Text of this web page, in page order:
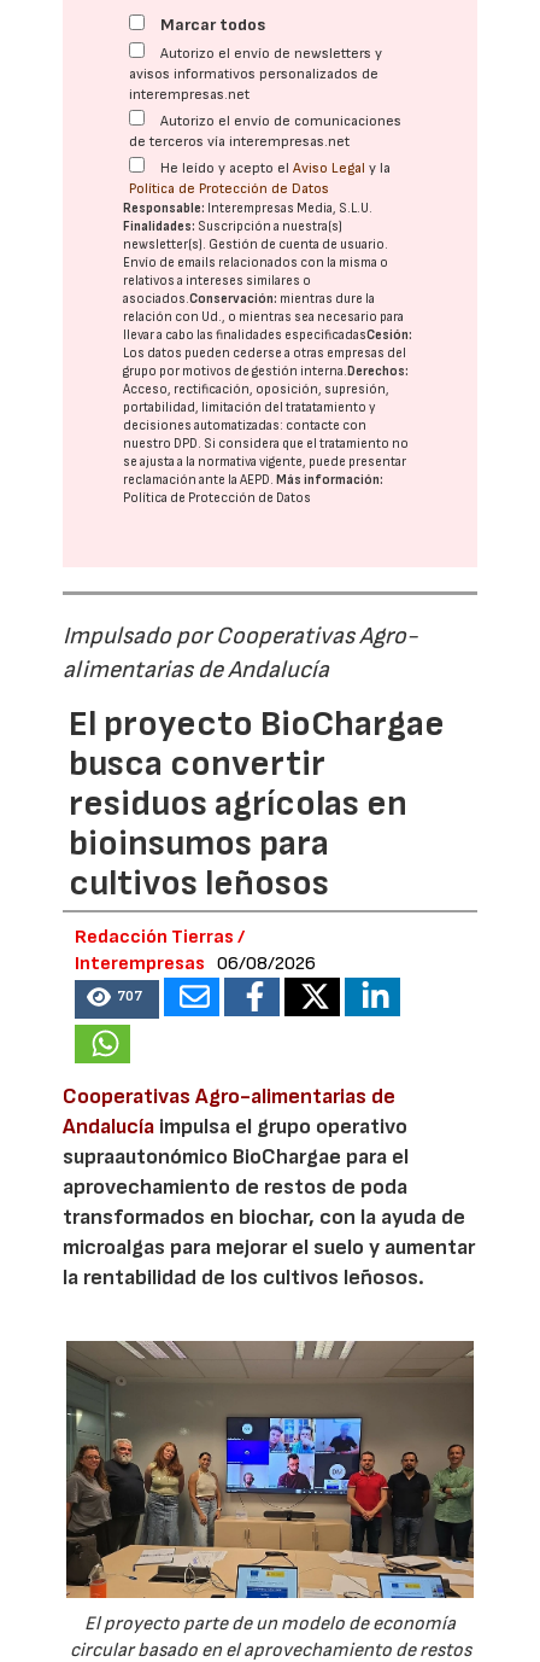
Marcar todos
Autorizo el envío de newsletters y
avisos informativos personalizados de
interempresas.net
Autorizo el envío de comunicaciones
de terceros vía interempresas.net
He leído y acepto elAviso Legal y la
Política de Protección de Datos
Responsable: Interempresas Media, S.L.U.
Finalidades: Suscripción a nuestra(s)
newsletter(s). Gestión de cuenta de usuario.
Envío de emails relacionados con la misma o
relativos a intereses similares o
asociados.Conservación: mientras dure la
relación con Ud., o mientras sea necesario para
llevar a cabo las finalidades especificadasCesión:
Los datos pueden cederse a otras empresas del
grupo por motivos de gestión interna. Derechos:
Acceso, rectificación, oposición, supresión,
portabilidad, limitación del tratatamiento y
decisiones automatizadas: contacte con
nuestro DPD. Si considera que el tratamiento no
se ajusta a la normativa vigente, puede presentar
reclamación ante laAEPD. Más información:
Política de Protección de Datos
Impulsado por Cooperativas Agro-
alimentarias de Andalucía
El proyecto BioChargae
busca convertir
residuos agrícolas en
bioinsumos para
cultivos leñosos
Redacción Tierras /
Interempresas
06/08/2026
707
Cooperativas Agro-alimentarias de
Andalucía impulsa el grupo operativo
supraautonómico BioChargae para el
aprovechamiento de restos de poda
transformados en biochar, con la ayuda de
microalgas para mejorar el suelo y aumentar
la rentabilidad de los cultivos leñosos.
El proyecto parte de un modelo de economía
circular basado en el aprovechamiento de restos